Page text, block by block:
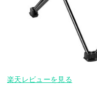
楽天レビューを見る